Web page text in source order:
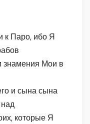
к Паро, ибо Я
знамения Мои в
и сына сына
которые Я